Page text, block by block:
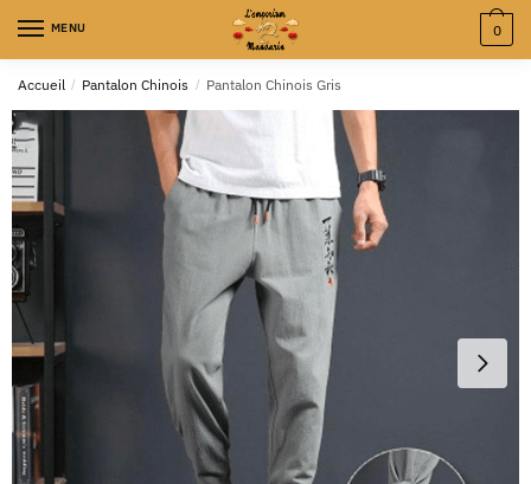
MENU 0
Accueil / Pantalon Chinois / Pantalon Chinois Gris